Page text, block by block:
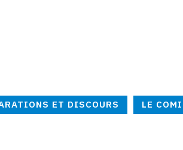
ET DISCOURS LE